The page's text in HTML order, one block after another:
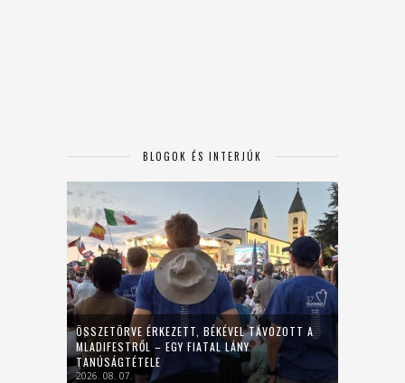
BLOGOK ÉS INTERJÚK
ÖSSZETÖRVE ÉRKEZETT, BÉKÉVEL TÁVOZOTT A
MLADIFESTRŐL – EGY FIATAL LÁNY
TANÚSÁGTÉTELE
2026. 08. 07.